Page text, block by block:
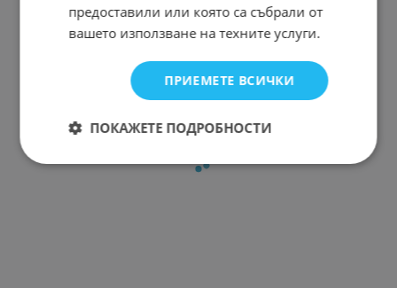
предоставили или която са събрали от
вашето използване на техните услуги.
ПРИЕМЕТЕ ВСИЧКИ
ПОКАЖЕТЕ ПОДРОБНОСТИ